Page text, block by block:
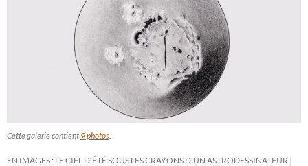
Cette galerie contient 9 photos
EN IMAGES : LE CIEL D’ÉTÉ SOUS LES CRAYONS D’UN ASTRODESSINATEUR